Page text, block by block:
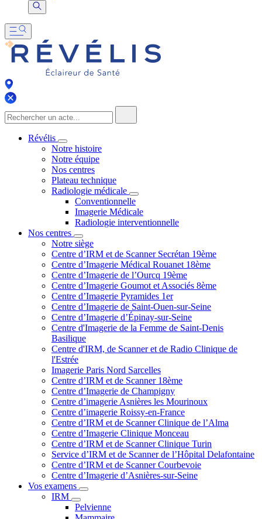
Révélis
Notre histoire
Notre équipe
Nos centres
Plateau technique
Radiologie médicale
Conventionnelle
Imagerie Médicale
Radiologie interventionnelle
Nos centres
Notre siège
Centre d’IRM et de Scanner Secrétan 19ème
Centre d’Imagerie Médical Rouanet 18ème
Centre d’Imagerie de l’Ourcq 19ème
Centre d’Imagerie Goumot et Associés 8ème
Centre d’Imagerie Pyramides 1er
Centre d’Imagerie de Saint-Ouen-sur-Seine
Centre d’Imagerie d’Épinay-sur-Seine
Centre d'Imagerie de la Femme de Saint-Denis
Basilique
Centre d'IRM, de Scanner et de Radio Clinique de
l'Estrée
Imagerie Paris Nord Sarcelles
Centre d’IRM et de Scanner 18ème
Centre d’Imagerie de Champigny
Centre d’imagerie Asnières les Mourinoux
Centre d’imagerie Roissy-en-France
Centre d’IRM et de Scanner Clinique de l’Alma
Centre d’Imagerie Clinique Monceau
Centre d’IRM et de Scanner Clinique Turin
Service d’IRM et de Scanner de l’Hôpital Delafontaine
Centre d’IRM et de Scanner Courbevoie
Centre d’Imagerie d’Asnières-sur-Seine
Vos examens
IRM
Pelvienne